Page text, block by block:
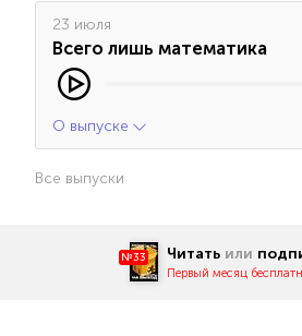
23 июля
Всего лишь математика
О выпуске
Все выпуски
№33 Читать или
Первый месяц